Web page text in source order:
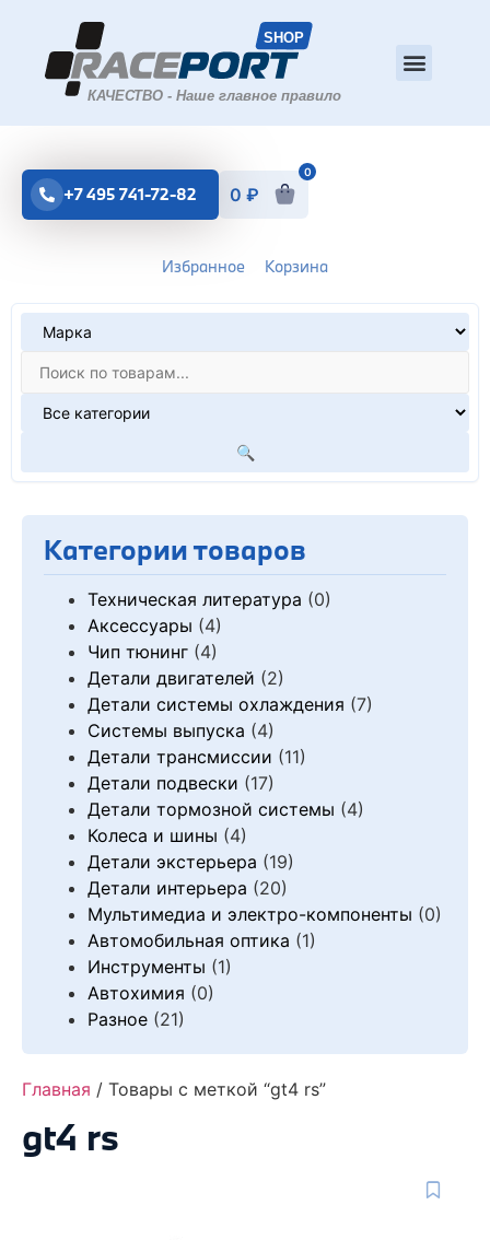
Избранное Корзина
🔍
+7 495 741-72-82 0 ₽
0
Категории товаров
Техническая литература (0)
Аксессуары (4)
Чип тюнинг (4)
Детали двигателей (2)
Детали системы охлаждения (7)
Системы выпуска (4)
Детали трансмиссии (11)
Детали подвески (17)
Детали тормозной системы (4)
Колеса и шины (4)
Детали экстерьера (19)
Детали интерьера (20)
Мультимедиа и электро-компоненты (0)
Автомобильная оптика (1)
Инструменты (1)
Автохимия (0)
Разное (21)
Главная / Товары с меткой “gt4 rs”
gt4 rs